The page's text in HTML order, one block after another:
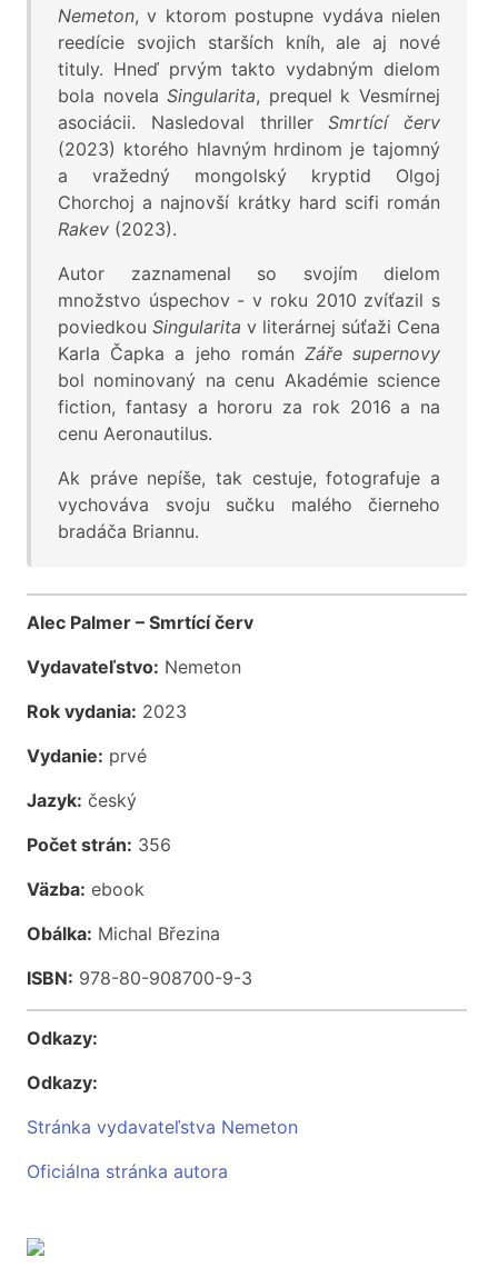
Nemeton, v ktorom postupne vydáva nielen
reedície svojich starších kníh, ale aj nové
tituly. Hneď prvým takto vydabným dielom
bola novelaSingularita, prequel k Vesmírnej
asociácii. Nasledoval thrillerSmrtící červ
(2023) ktorého hlavným hrdinom je tajomný
a vražedný mongolský kryptid Olgoj
Chorchoj a najnovší krátky hard scifi román
Rakev (2023).
Autor zaznamenal so svojím dielom
množstvo úspechov - v roku 2010 zvíťazil s
poviedkou Singularita v literárnej súťaži Cena
Karla Čapka a jeho román Záře supernovy
bol nominovaný na cenu Akadémie science
fiction, fantasy a hororu za rok 2016 a na
cenu Aeronautilus.
Ak práve nepíše, tak cestuje, fotografuje a
vychováva svoju sučku malého čierneho
bradáča Briannu.
Alec Palmer – Smrtící červ
Vydavateľstvo: Nemeton
Rok vydania: 2023
Vydanie: prvé
Jazyk: český
Počet strán: 356
Väzba: ebook
Obálka: Michal Březina
ISBN: 978-80-908700-9-3
Odkazy:
Odkazy:
Stránka vydavateľstva Nemeton
Oficiálna stránka autora